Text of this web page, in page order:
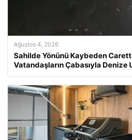
Ağustos 4, 2026
Sahilde Yönünü Kaybeden
Vatandaşların Çabasıyla Denize